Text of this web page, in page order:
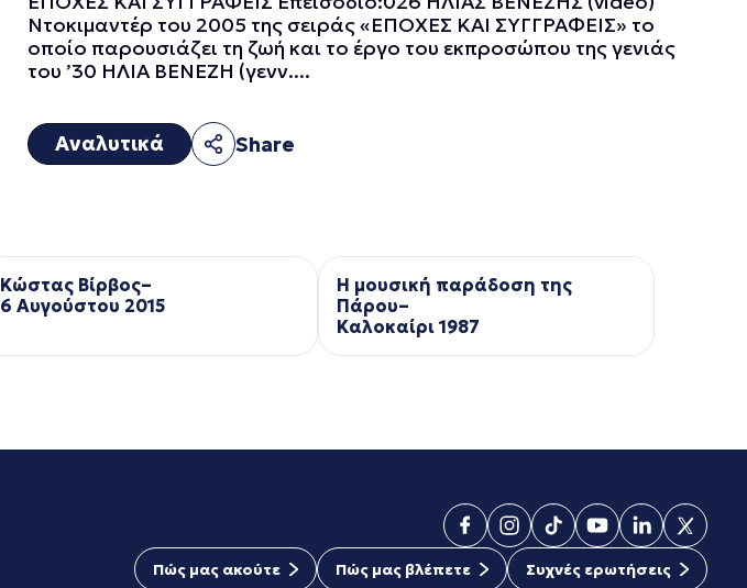
Ντοκιμαντέρ του 2005 της σειράς «ΕΠΟΧΕΣ ΚΑΙ ΣΥΓΓΡΑΦΕΙΣ» το
οποίο παρουσιάζει τη ζωή και το έργο του εκπροσώπου της γενιάς
του ’30 ΗΛΙΑ ΒΕΝΕΖΗ (γενν....
Αναλυτικά Share
Κώστας Βίρβος–
6 Αυγούστου 2015
Η μουσική παράδοση της
Πάρου–
Kαλοκαίρι 1987
Πώς μας ακούτε Πώς μας βλέπετε Συχνές ερωτήσεις